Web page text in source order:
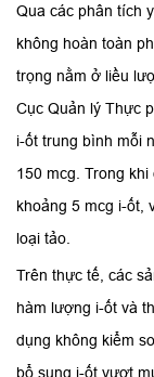
Qua các phân tích
không hoàn toàn
trọng nằm ở liều
Cục Quản lý Thực
i-ốt trung bình mỗi
150 mcg. Trong
khoảng 5 mcg i-ốt,
loại tảo.
Trên thực tế, các
hàm lượng i-ốt và
dụng không kiểm
bổ sung i-ốt vượt